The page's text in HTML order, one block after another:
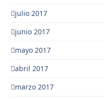
julio 2017
junio 2017
mayo 2017
abril 2017
marzo 2017